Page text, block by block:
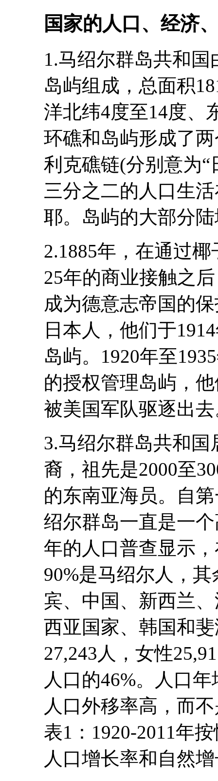
国家的人口、经济
1.马绍尔群岛共和
岛屿组成，总面积
洋北纬4度至14度、
环礁和岛屿形成了
利克礁链(分别意为“
三分之二的人口生
耶。岛屿的大部分
2.1885年，在通过
25年的商业接触之
成为德意志帝国的
日本人，他们于
岛屿。1920年至
的授权管理岛屿，
被美国军队驱逐出
3.马绍尔群岛共和
裔，祖先是2000至
的东南亚海员。自
绍尔群岛一直是一
年的人口普查显示
90%是马绍尔人，
宾、中国、新西兰
西亚国家、韩国和
27,243人，女性
人口的46%。人口
人口外移率高，而
表1：1920-2011年
人口增长率和自然